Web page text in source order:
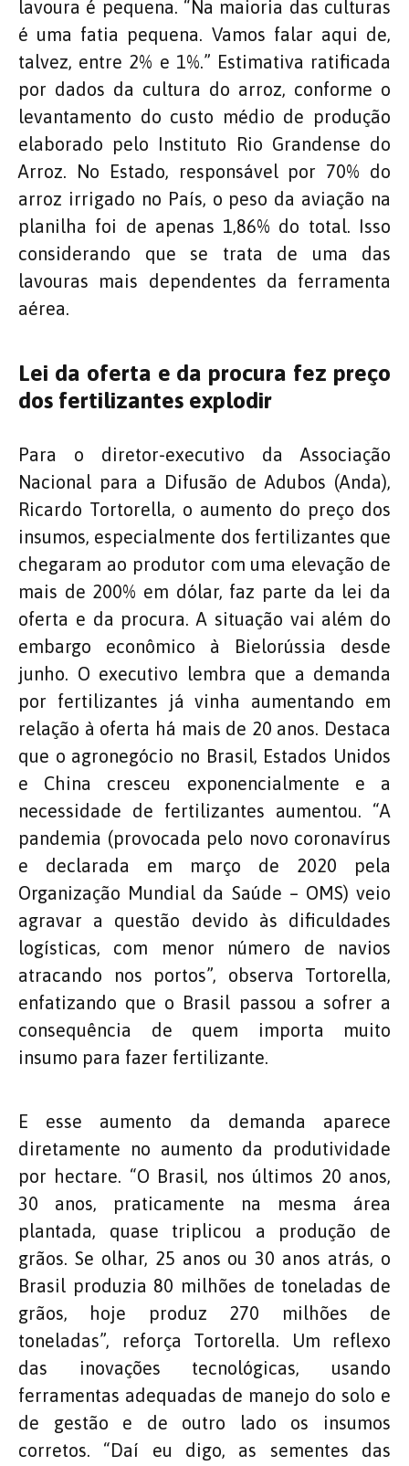
lavoura é pequena. “Na maioria das culturas
é uma fatia pequena. Vamos falar aqui de,
talvez, entre 2% e 1%.” Estimativa ratificada
por dados da cultura do arroz, conforme o
levantamento do custo médio de produção
elaborado pelo Instituto Rio Grandense do
Arroz. No Estado, responsável por 70% do
arroz irrigado no País, o peso da aviação na
planilha foi de apenas 1,86% do total. Isso
considerando que se trata de uma das
lavouras mais dependentes da ferramenta
aérea.
Lei da oferta e da procura fez preço
dos fertilizantes explodir
Para o diretor-executivo da Associação
Nacional para a Difusão de Adubos (Anda),
Ricardo Tortorella, o aumento do preço dos
insumos, especialmente dos fertilizantes que
chegaram ao produtor com uma elevação de
mais de 200% em dólar, faz parte da lei da
oferta e da procura. A situação vai além do
embargo econômico à Bielorússia desde
junho. O executivo lembra que a demanda
por fertilizantes já vinha aumentando em
relação à oferta há mais de 20 anos. Destaca
que o agronegócio no Brasil, Estados Unidos
e China cresceu exponencialmente e a
necessidade de fertilizantes aumentou. “A
pandemia (provocada pelo novo coronavírus
e declarada em março de 2020 pela
Organização Mundial da Saúde – OMS) veio
agravar a questão devido às dificuldades
logísticas, com menor número de navios
atracando nos portos”, observa Tortorella,
enfatizando que o Brasil passou a sofrer a
consequência de quem importa muito
insumo para fazer fertilizante.
E esse aumento da demanda aparece
diretamente no aumento da produtividade
por hectare. “O Brasil, nos últimos 20 anos,
30 anos, praticamente na mesma área
plantada, quase triplicou a produção de
grãos. Se olhar, 25 anos ou 30 anos atrás, o
Brasil produzia 80 milhões de toneladas de
grãos, hoje produz 270 milhões de
toneladas”, reforça Tortorella. Um reflexo
das inovações tecnológicas, usando
ferramentas adequadas de manejo do solo e
de gestão e de outro lado os insumos
corretos. “Daí eu digo, as sementes das